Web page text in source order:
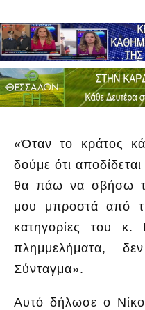
«Όταν το κράτος
δούμε ότι
θα πάω να σβήσω
μου μπροστά από
κατηγορίες του κ.
πλημμελήματα,
Σύνταγμα».
Αυτό δήλωσε ο